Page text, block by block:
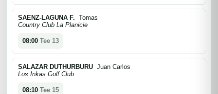
SAENZ-LAGUNA F. Tomas
Country Club La Planicie
08:00 Tee 13
SALAZAR DUTHURBURU Juan Carlos
Los Inkas Golf Club
08:10 Tee 15